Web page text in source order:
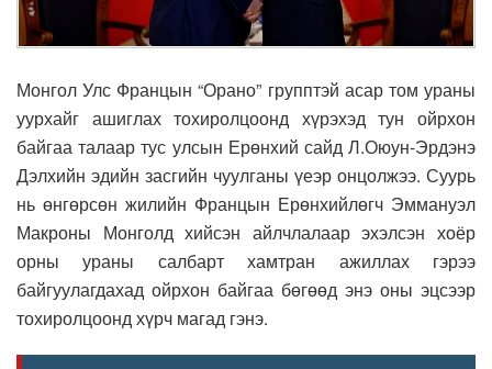
Монгол Улс Францын “Орано” групптэй асар том ураны
уурхайг ашиглах тохиролцоонд хүрэхэд тун ойрхон
байгаа талаар тус улсын Ерөнхий сайд Л.Оюун-Эрдэнэ
Дэлхийн эдийн засгийн чуулганы үеэр онцолжээ. Суурь
нь өнгөрсөн жилийн Францын Ерөнхийлөгч Эммануэл
Макроны Монголд хийсэн айлчлалаар эхэлсэн хоёр
орны ураны салбарт хамтран ажиллах гэрээ
байгуулагдахад ойрхон байгаа бөгөөд энэ оны эцсээр
тохиролцоонд хүрч магад гэнэ.